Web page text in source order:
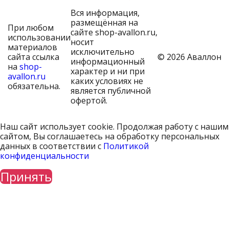
При любом
использовании
материалов
сайта ссылка
на shop-
avallon.ru
обязательна.
Вся информация,
размещённая на
сайте shop-avallon.ru,
носит
исключительно
информационный
характер и ни при
каких условиях не
является публичной
офертой.
© 2026 Аваллон
Наш сайт использует cookie. Продолжая работу с нашим
сайтом, Вы соглашаетесь на обработку персональных
данных в соответствии с Политикой
конфиденциальности
Принять